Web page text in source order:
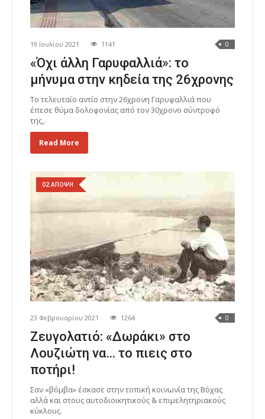
19 Ιουλίου 2021 1141 0
«Όχι άλλη Γαρυφαλλιά»: το
μήνυμα στην κηδεία της 26χρονης
Το τελευταίο αντίο στην 26χρονη Γαρυφαλλιά που
έπεσε θύμα δολοφονίας από τον 30χρονο σύντροφό
της,.
Read More
02.ΑΠΟΨΗ
23 Φεβρουαρίου 2021 1264 0
Ζευγολατιό: «Δωράκι» στο
Λουζιώτη να… το πιεις στο
ποτήρι!
Σαν «βόμβα» έσκασε στην τοπική κοινωνία της Βόχας
αλλά και στους αυτοδιοικητικούς & επιμελητηριακούς
κύκλους.